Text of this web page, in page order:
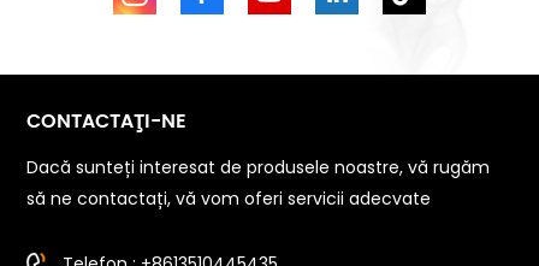
CONTACTAŢI-NE
Dacă sunteți interesat de produsele noastre, vă rugăm
să ne contactați, vă vom oferi servicii adecvate